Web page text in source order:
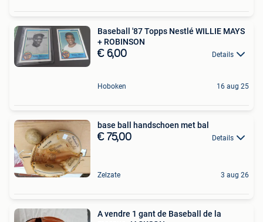
Baseball '87 Topps Nestlé WILLIE MAYS
+ ROBINSON
€ 6,00 Details
Hoboken 16 aug 25
base ball handschoen met bal
€ 75,00 Details
Zelzate 3 aug 26
A vendre 1 gant de Baseball de la